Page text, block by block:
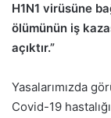
H1N1 virüsüne
ölümünün iş
açıktır.”
Yasalarımızda
Covid-19